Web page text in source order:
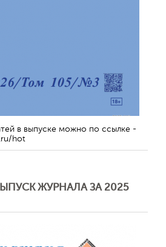
в выпуске можно по ссылке -
hot
ЖУРНАЛА ЗА 2025